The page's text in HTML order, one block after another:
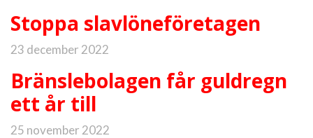
Stoppa slavlöneföretagen
23 december 2022
Bränslebolagen får guldregn
ett år till
25 november 2022